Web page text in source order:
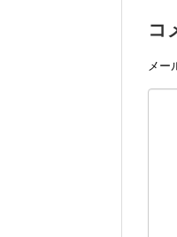
コ
メー